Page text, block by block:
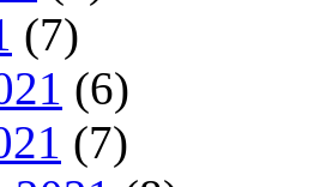
(7)
(6)
(7)